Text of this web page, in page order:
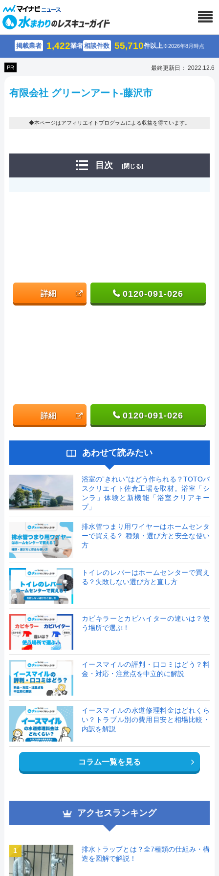
掲載業者 1,422業者相談件数 55,710件以上※2026年8月時点
PR 最終更新日： 2022.12.6
有限会社 グリーンアート-藤沢市
◆本ページはアフィリエイトプログラムによる収益を得ています。
目次 [閉じる]
詳細 0120-091-026
詳細 0120-091-026
あわせて読みたい
浴室の”きれい”はどう作られる？TOTOバ
スクリエイト佐倉工場を取材。浴室「シ
ンラ」体験と新機能「浴室クリアキー
プ」
排水管つまり用ワイヤーはホームセンタ
ーで買える？ 種類・選び方と安全な使い
方
トイレのレバーはホームセンターで買え
る？失敗しない選び方と直し方
カビキラーとカビハイターの違いは？使
う場所で選ぶ！
イースマイルの評判・口コミはどう？料
金・対応・注意点を中立的に解説
イースマイルの水道修理料金はどれくら
い？トラブル別の費用目安と相場比較・
内訳を解説
コラム一覧を見る
アクセスランキング
1
排水トラップとは？全7種類の仕組み・構
造を図解で解説！